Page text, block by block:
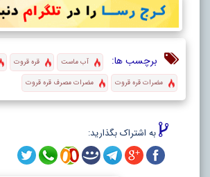
برچسب ها: آب ماست قره قروت
مضرات قره قروت
مضرات مصرف قره قروت
به اشتراک بگذارید: